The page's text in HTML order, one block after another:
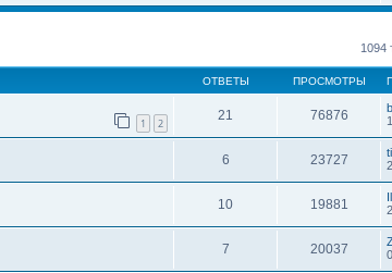
1094
ОТВЕТЫ ПРОСМОТРЫ
1 2
21 76876
6 23727
10 19881
7 20037